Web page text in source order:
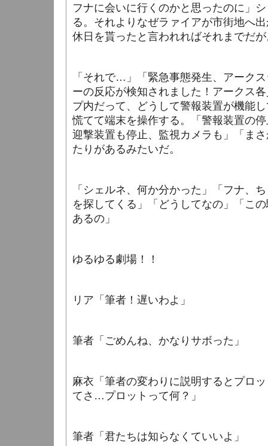
フナに会いに行くのかと思ったのに」
る。それよりなぜラァイアが市街地へ
休日を貰ったと言われればそれまでだ
「それで…」「緊急事態発生、アーク
ーの反応が検知されました！アークス
プ内だって、どうして警報装置が機能
慌てて端末を操作する。「警報装置の
迎撃装置も停止、監視カメラも」「ま
たりがあるみたいだ。
「シェルネ、何か分かった」「フナ、
を探してくる」「どうしてなの」「こ
あるの」
ゆるゆる劇場！！
リア「筆者！遅いわよ」
筆者「ごめんね、かなりサボった」
麻衣「筆者の変わりに説明するとプロ
てさ…プロットって何？」
筆者「君たちは知らなくていいよ」